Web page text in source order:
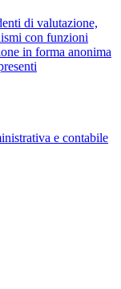
di valutazione,
con funzioni
in forma anonima
e contabile